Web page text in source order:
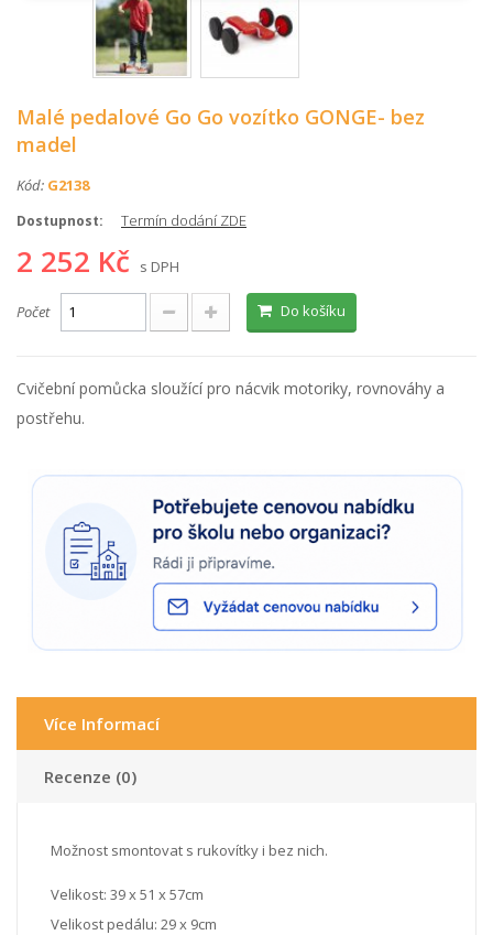
Malé pedalové Go Go vozítko GONGE- bez
madel
Kód: G2138
Dostupnost: Termín dodání ZDE
2 252 Kč s DPH
Počet Do košíku
Cvičební pomůcka sloužící pro nácvik motoriky, rovnováhy a
postřehu.
Více Informací
Recenze (0)
Možnost smontovat s rukovítky i bez nich.
Velikost: 39 x 51 x 57cm
Velikost pedálu: 29 x 9cm